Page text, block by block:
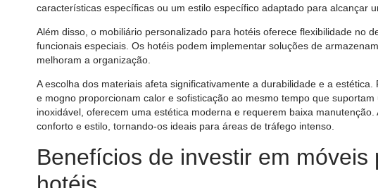
características específicas ou um estilo específico adaptado para alcançar
Além disso, o mobiliário personalizado para hotéis oferece flexibilidade no
funcionais especiais. Os hotéis podem implementar soluções de
melhoram a organização.
A escolha dos materiais afeta significativamente a durabilidade e a
e mogno proporcionam calor e sofisticação ao mesmo tempo que
inoxidável, oferecem uma estética moderna e requerem baixa
conforto e estilo, tornando-os ideais para áreas de tráfego intenso.
Benefícios de investir em